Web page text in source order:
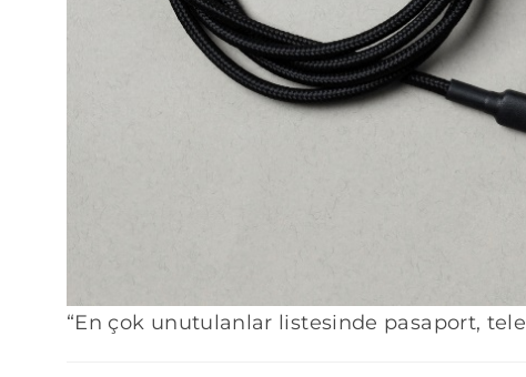
“En çok unutulanlar listesinde pasaport,